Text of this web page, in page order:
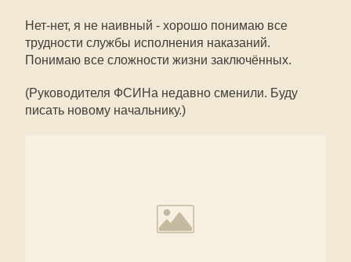
Нет-нет, я не наивный - хорошо понимаю все
трудности службы исполнения наказаний.
Понимаю все сложности жизни заключённых.
(Руководителя ФСИНа недавно сменили. Буду
писать новому начальнику.)